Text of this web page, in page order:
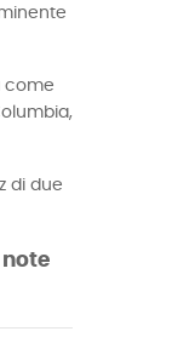
come
di due